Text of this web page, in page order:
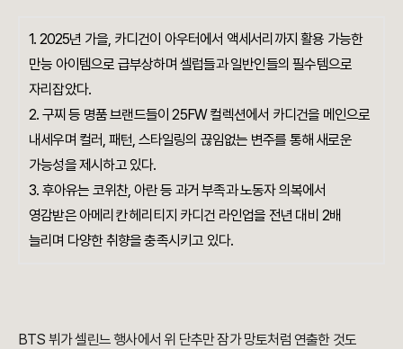
1. 2025년 가을, 카디건이 아우터에서 액세서리까지 활용 가능한
만능 아이템으로 급부상하며 셀럽들과 일반인들의 필수템으로
자리잡았다.
2. 구찌 등 명품 브랜드들이 25FW 컬렉션에서 카디건을 메인으로
내세우며 컬러, 패턴, 스타일링의 끊임없는 변주를 통해 새로운
가능성을 제시하고 있다.
3. 후아유는 코위찬, 아란 등 과거 부족과 노동자 의복에서
영감받은 아메리칸 헤리티지 카디건 라인업을 전년 대비 2배
늘리며 다양한 취향을 충족시키고 있다.
BTS 뷔가 셀린느 행사에서 위 단추만 잠가 망토처럼 연출한 것도